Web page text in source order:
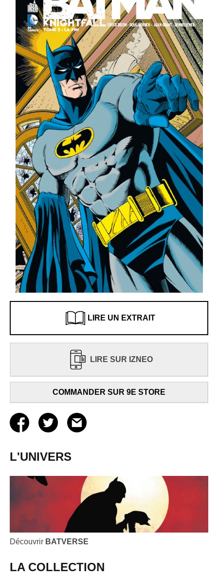
LIRE UN EXTRAIT
LIRE SUR IZNEO
COMMANDER SUR 9E STORE
L'UNIVERS
Découvrir BATVERSE
LA COLLECTION